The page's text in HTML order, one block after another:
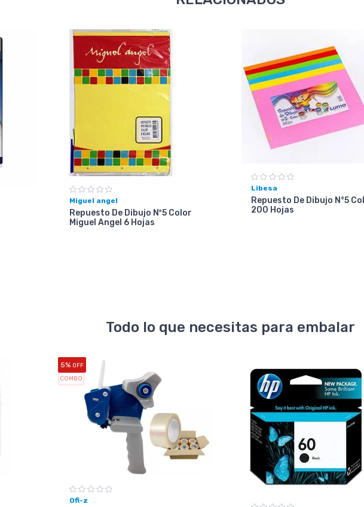
Miguel angel
Repuesto De Dibujo Nº5 Color
Miguel Angel 6 Hojas
Libesa
Repuesto De Dibujo N°5
200 Hojas
Todo lo que necesitas para embalar
5% OFF
COMBO
Ofi-z